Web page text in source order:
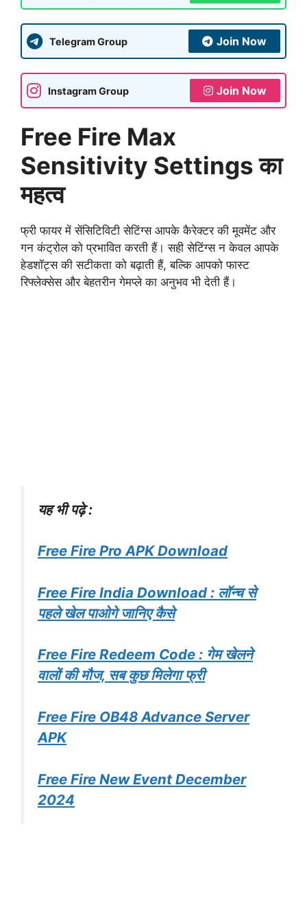
Telegram Group Join Now
Instagram Group Join Now
Free Fire Max
Sensitivity Settingsका
महत्व
फ्री फायर में सेंसिटिविटी सेटिंग्स आपके कैरेक्टर की मूवमेंट और
गन कंट्रोल को प्रभावित करती हैं। सही सेटिंग्स न केवल आपके
हेडशॉट्स की सटीकता को बढ़ाती हैं, बल्कि आपको फास्ट
रिफ्लेक्सेस और बेहतरीन गेमप्ले का अनुभव भी देती हैं।
यह भी पढ़े :
Free Fire Pro APK Download
Free Fire India Download : लॉन्च से
पहले खेल पाओगे जानिए कैसे
Free Fire Redeem Code : गेम खेलने
वालों की मौज, सब कुछ मिलेगा फ्री
Free Fire OB48 Advance Server
APK
Free Fire New Event December
2024